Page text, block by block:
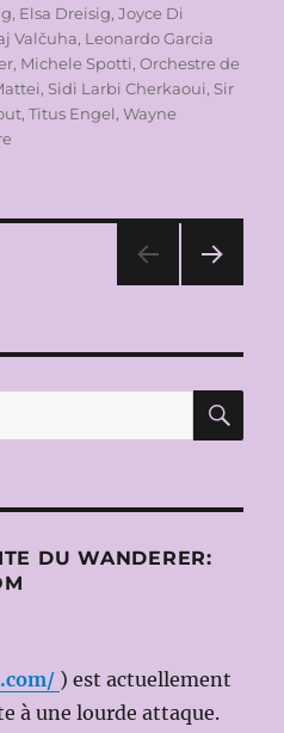
, Elsa Dreisig,Joyce Di
Valčuha, Leonardo Garcia
, Michele Spotti,Orchestre de
, Sidi Larbi Cherkaoui, Sir
,Titus Engel,Wayne
sur
GENÈVE
ANT
E
DU WANDERER:
) est actuellement
à une lourde attaque.